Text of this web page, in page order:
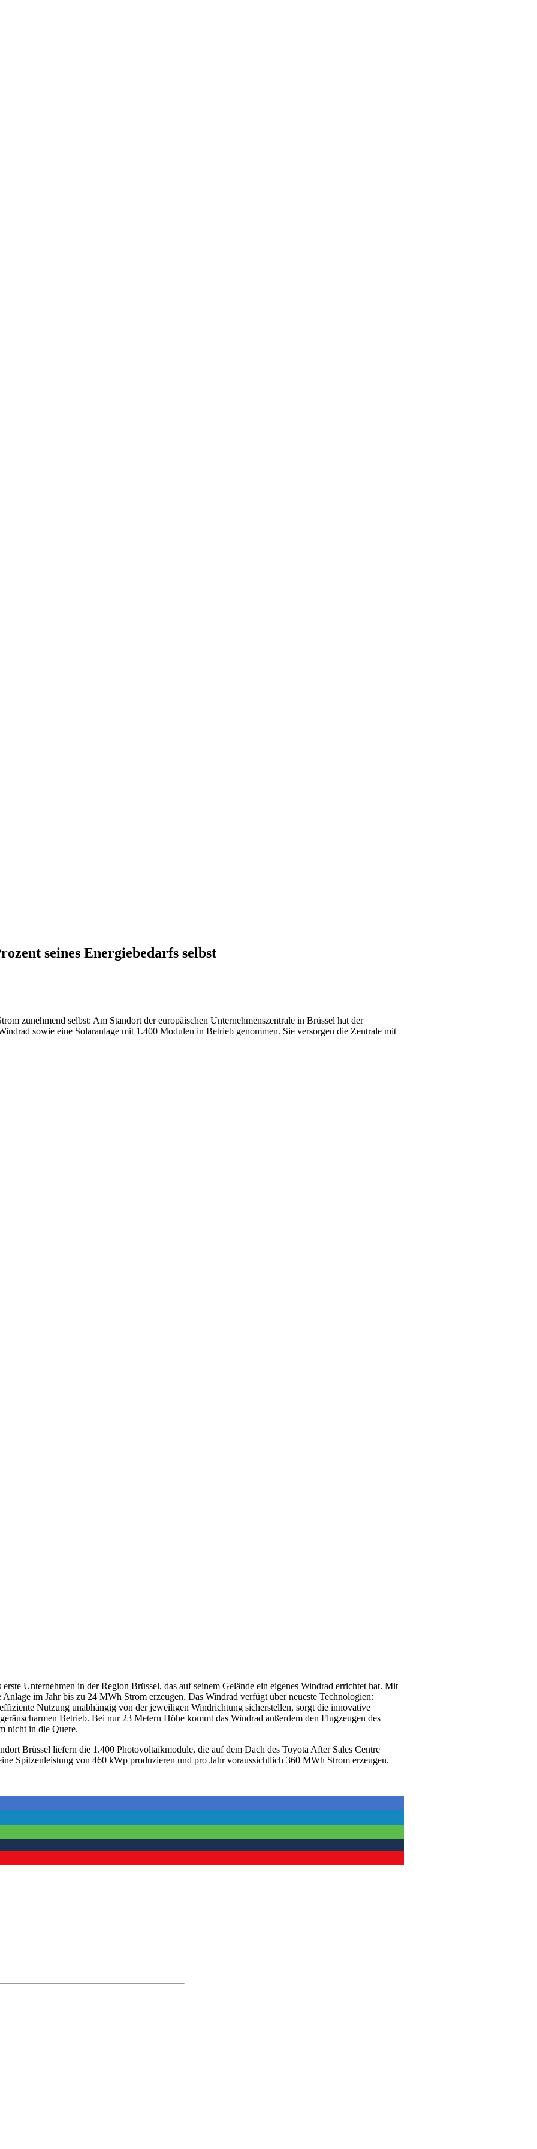
seines Energiebedarfs selbst
zunehmend selbst: Am Standort der europäischen Unternehmenszentrale in Brüssel hat der
sowie eine Solaranlage mit 1.400 Modulen in Betrieb genommen. Sie versorgen die Zentrale mit
Unternehmen in der Region Brüssel, das auf seinem Gelände ein eigenes Windrad errichtet hat. Mit
im Jahr bis zu 24 MWh Strom erzeugen. Das Windrad verfügt über neueste Technologien:
Nutzung unabhängig von der jeweiligen Windrichtung sicherstellen, sorgt die innovative
Betrieb. Bei nur 23 Metern Höhe kommt das Windrad außerdem den Flugzeugen des
nicht in die Quere.
Brüssel liefern die 1.400 Photovoltaikmodule, die auf dem Dach des Toyota After Sales Centre
Spitzenleistung von 460 kWp produzieren und pro Jahr voraussichtlich 360 MWh Strom erzeugen.